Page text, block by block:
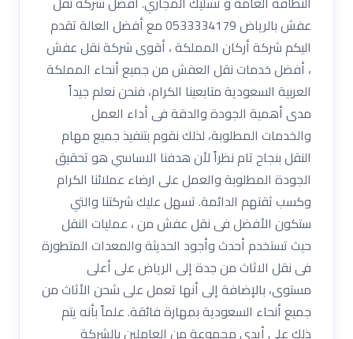
عفش بالرياض 0533334179 مع أفضل العالة تقدم
اليكم شركة أركان المملكة ، أقوى شركة نقل عفش
، أفضل خدمات نقل العفش من جميع أنحاء المملكة
العربية السعودية متابعينا الكرام، فنحن نعلم جيداً
مدى أهمية الجودة والدقة فى أداء العمل
والخدمات المطلوبة، لذلك نقوم بتنفيذ جميع مهام
النقل بنجاح تام نظراً لأن هدفنا الاساسي هو تحقيق
الجودة المطلوبة والعمل على ارضاء عملائنا الكرام
وكسب ثقتهم الدائمة. تسهل عليك شركتنا والتي
ستكون الأفضل فى نقل عفش من ، عمليات النقل
حيث تستخدم أحدث وأجود الحديثة والمعدات المتطورة
فى نقل الاثاث من جدة إلى الرياض على أعلى
مستوى، بالإضافة إلى أنها تعمل على شحن الأثاث من
جميع أنحاء السعودية بمهارة فائقة. علماً بأنه يتم
ذلك على أيدي مجموعة من العاملين بالشركة